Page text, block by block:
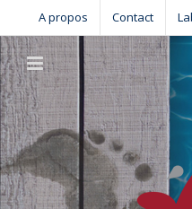
content
A propos Contact